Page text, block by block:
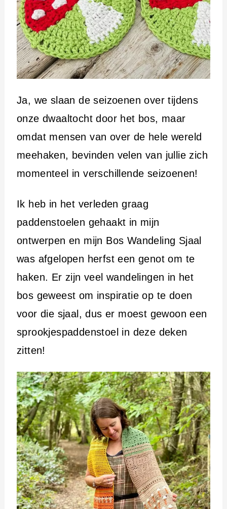
Ja, we slaan de seizoenen over tijdens
onze dwaaltocht door het bos, maar
omdat mensen van over de hele wereld
meehaken, bevinden velen van jullie zich
momenteel in verschillende seizoenen!
Ik heb in het verleden graag
paddenstoelen gehaakt in mijn
ontwerpen en mijn Bos Wandeling Sjaal
was afgelopen herfst een genot om te
haken. Er zijn veel wandelingen in het
bos geweest om inspiratie op te doen
voor die sjaal, dus er moest gewoon een
sprookjespaddenstoel in deze deken
zitten!